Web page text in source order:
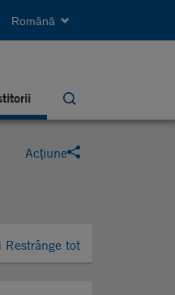
Română
Search
Acțiune
| Restrânge tot